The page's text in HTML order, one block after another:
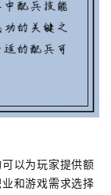
以为玩家提供额
和游戏需求选择